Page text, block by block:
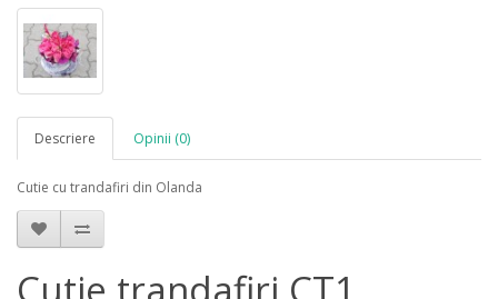
Descriere Opinii (0)
Cutie cu trandafiri din Olanda